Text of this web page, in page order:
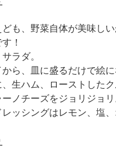
も、野菜自体が美味し
！
ラダ。
ら、皿に盛るだけで絵に
、生ハム、ローストした
ノチーズをジョリジョリ
ッシングはレモン、塩、